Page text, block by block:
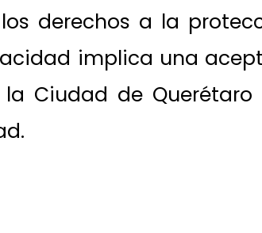
derechos a la
implica una
Ciudad de